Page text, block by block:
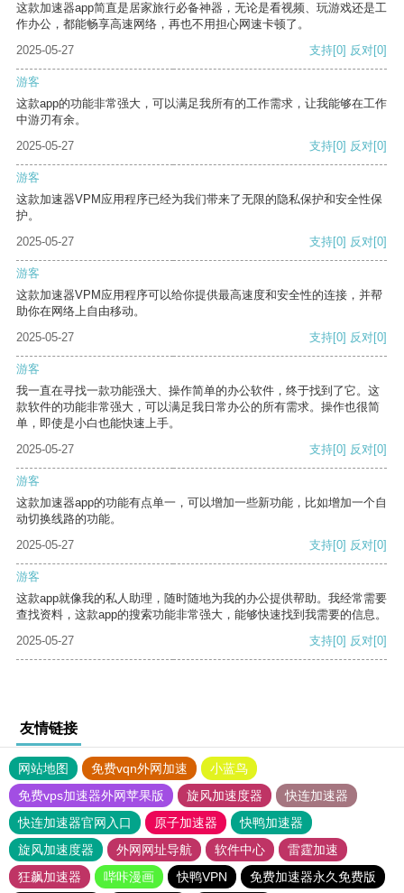
这款加速器app简直是居家旅行必备神器，无论是看视频、玩游戏还是工
作办公，都能畅享高速网络，再也不用担心网速卡顿了。
2025-05-27
支持[0] 反对[0]
游客
这款app的功能非常强大，可以满足我所有的工作需求，让我能够在工作
中游刃有余。
2025-05-27
支持[0] 反对[0]
游客
这款加速器VPM应用程序已经为我们带来了无限的隐私保护和安全性保
护。
2025-05-27
支持[0] 反对[0]
游客
这款加速器VPM应用程序可以给你提供最高速度和安全性的连接，并帮
助你在网络上自由移动。
2025-05-27
支持[0] 反对[0]
游客
我一直在寻找一款功能强大、操作简单的办公软件，终于找到了它。这
款软件的功能非常强大，可以满足我日常办公的所有需求。操作也很简
单，即使是小白也能快速上手。
2025-05-27
支持[0] 反对[0]
游客
这款加速器app的功能有点单一，可以增加一些新功能，比如增加一个自
动切换线路的功能。
2025-05-27
支持[0] 反对[0]
游客
这款app就像我的私人助理，随时随地为我的办公提供帮助。我经常需要
查找资料，这款app的搜索功能非常强大，能够快速找到我需要的信息。
2025-05-27
支持[0] 反对[0]
友情链接
网站地图 免费vqn外网加速
小蓝鸟
免费vps加速器外网苹果版
旋风加速度器
快连加速器
快连加速器官网入口
原子加速器
快鸭加速器
旋风加速度器
外网网址导航 软件中心
雷霆加速
狂飙加速器
哔咔漫画 快鸭VPN 免费加速器永久免费版